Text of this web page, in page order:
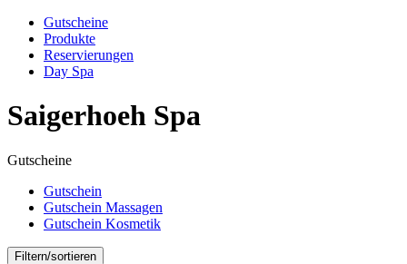
Gutscheine
Produkte
Reservierungen
Day Spa
Saigerhoeh Spa
Gutscheine
Gutschein
Gutschein Massagen
Gutschein Kosmetik
Filtern/sortieren